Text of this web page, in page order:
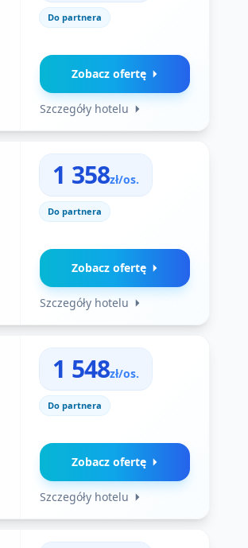
Do partnera
Zobacz ofertę
Szczegóły hotelu
1 358zł/os.
Do partnera
Zobacz ofertę
Szczegóły hotelu
1 548zł/os.
Do partnera
Zobacz ofertę
Szczegóły hotelu